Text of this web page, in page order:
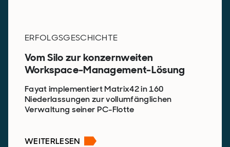
ERFOLGSGESCHICHTE
Vom Silo zur konzernweiten
Workspace-Management-Lösung
Fayat implementiert Matrix42 in 160
Niederlassungen zur vollumfänglichen
Verwaltung seiner PC-Flotte
WEITERLESEN